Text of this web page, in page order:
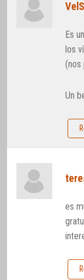
Es
los
(nos
Un
es